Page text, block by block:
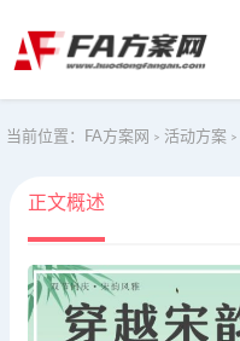
当前位置： FA方案网 > 活动方案 >
正文概述